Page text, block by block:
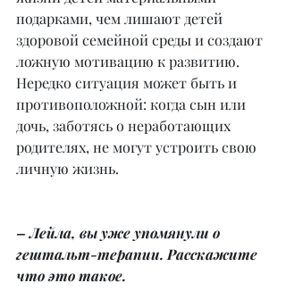
подарками, чем лишают детей
здоровой семейной среды и создают
ложную мотивацию к развитию.
Нередко ситуация может быть и
противоположной: когда сын или
дочь, заботясь о неработающих
родителях, не могут устроить свою
личную жизнь.
– Лейла, вы уже упомянули о
гештальт-терапии. Расскажите
что это такое.